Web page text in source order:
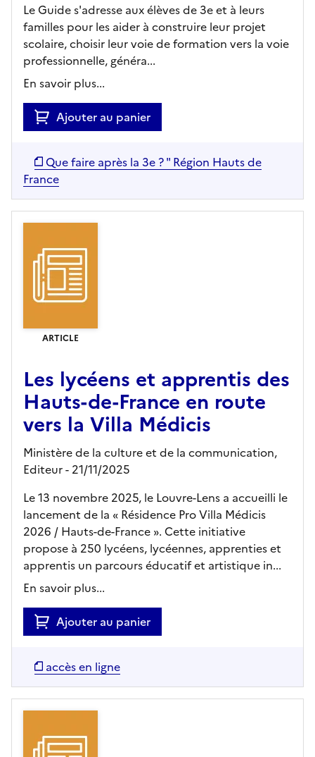
Le Guide s'adresse aux élèves de 3e et à leurs
familles pour les aider à construire leur projet
scolaire, choisir leur voie de formation vers la voie
professionnelle, généra...
En savoir plus...
Ajouter au panier
Que faire après la 3e ? " Région Hauts de
France
ARTICLE
Les lycéens et apprentis des
Hauts-de-France en route
vers la Villa Médicis
Ministère de la culture et de la communication,
Editeur- 21/11/2025
Le 13 novembre 2025, le Louvre-Lens a accueilli le
lancement de la « Résidence Pro Villa Médicis
2026 / Hauts-de-France ». Cette initiative
propose à 250 lycéens, lycéennes, apprenties et
apprentis un parcours éducatif et artistique in...
En savoir plus...
Ajouter au panier
accès en ligne